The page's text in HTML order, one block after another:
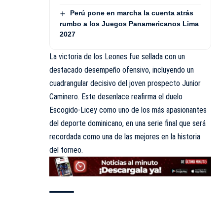
Perú pone en marcha la cuenta atrás
rumbo a los Juegos Panamericanos Lima
2027
La victoria de los Leones fue sellada con un
destacado desempeño ofensivo, incluyendo un
cuadrangular decisivo del joven prospecto Junior
Caminero. Este desenlace reafirma el duelo
Escogido-Licey como uno de los más apasionantes
del deporte dominicano, en una serie final que será
recordada como una de las mejores en la historia
del torneo.